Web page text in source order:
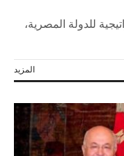
للدولة المصرية،
المزيد